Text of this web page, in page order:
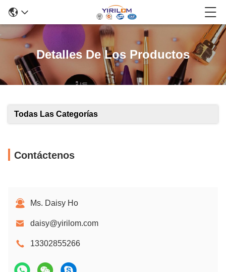
Detalles De Los Productos
Todas Las Categorías
Contáctenos
Ms. Daisy Ho
daisy@yirilom.com
13302855266